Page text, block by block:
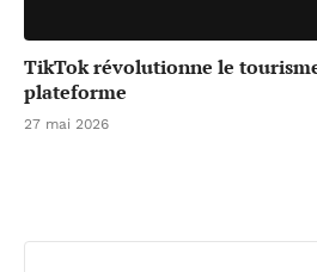
TikTok révolutionne le
plateforme
27 mai 2026